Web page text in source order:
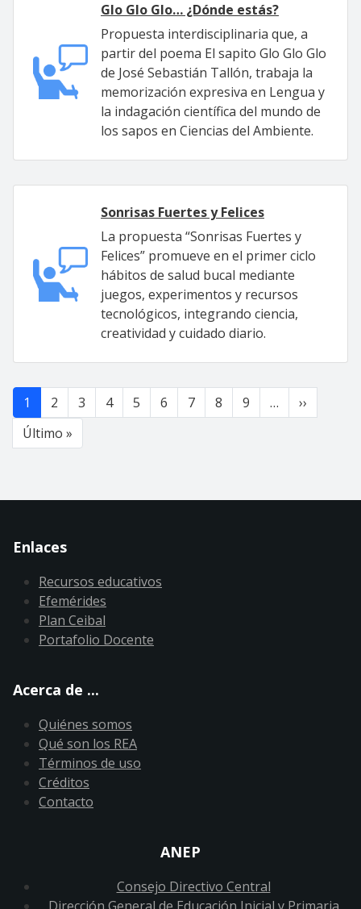
Glo Glo Glo… ¿Dónde estás?
Propuesta interdisciplinaria que, a
partir del poema El sapito Glo Glo Glo
de José Sebastián Tallón, trabaja la
memorización expresiva en Lengua y
la indagación científica del mundo de
los sapos en Ciencias del Ambiente.
Sonrisas Fuertes y Felices
La propuesta “Sonrisas Fuertes y
Felices” promueve en el primer ciclo
hábitos de salud bucal mediante
juegos, experimentos y recursos
tecnológicos, integrando ciencia,
creatividad y cuidado diario.
Paginación
1 2 3 4 5 6 7 8 9 … ››
Último »
Enlaces
Recursos educativos
Efemérides
Plan Ceibal
Portafolio Docente
Acerca de ...
Quiénes somos
Qué son los REA
Términos de uso
Créditos
Contacto
ANEP
Consejo Directivo Central